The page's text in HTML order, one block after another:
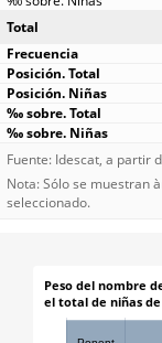
Total
Fuente: Idescat, a partir
Nota: Sólo se muestran
seleccionado.